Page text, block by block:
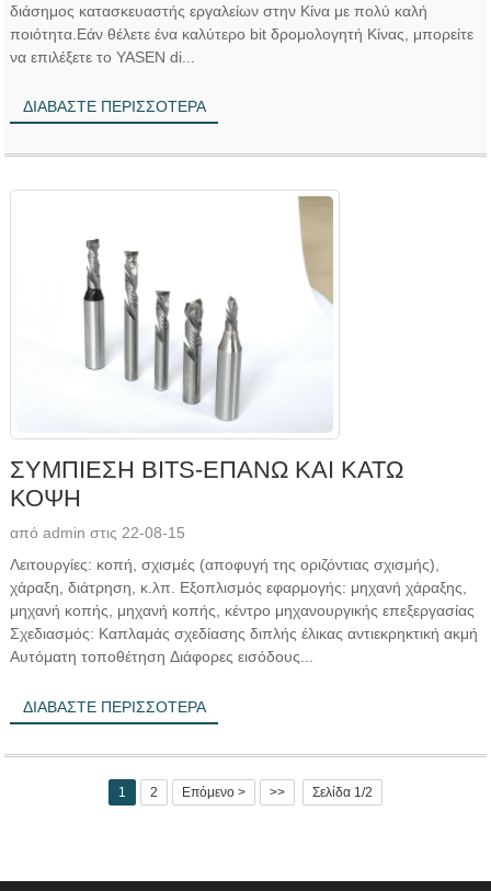
διάσημος κατασκευαστής εργαλείων στην Κίνα με πολύ καλή
ποιότητα.Εάν θέλετε ένα καλύτερο bit δρομολογητή Κίνας, μπορείτε
να επιλέξετε το YASEN di...
ΔΙΑΒΆΣΤΕ ΠΕΡΙΣΣΌΤΕΡΑ
ΣΥΜΠΙΕΣΗ BITS-ΕΠΑΝΩ ΚΑΙ ΚΑΤΩ
ΚΟΨΗ
από admin στις 22-08-15
Λειτουργίες: κοπή, σχισμές (αποφυγή της οριζόντιας σχισμής),
χάραξη, διάτρηση, κ.λπ. Εξοπλισμός εφαρμογής: μηχανή χάραξης,
μηχανή κοπής, μηχανή κοπής, κέντρο μηχανουργικής επεξεργασίας
Σχεδιασμός: Καπλαμάς σχεδίασης διπλής έλικας αντιεκρηκτική ακμή
Αυτόματη τοποθέτηση Διάφορες εισόδους...
ΔΙΑΒΆΣΤΕ ΠΕΡΙΣΣΌΤΕΡΑ
1 2 Επόμενο > >> Σελίδα 1/2